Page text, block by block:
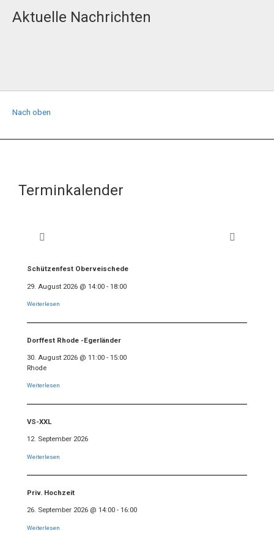
Aktuelle Nachrichten
Nach oben
Terminkalender
Schützenfest Oberveischede
29. August 2026 @ 14:00 - 18:00
Weiterlesen
Dorffest Rhode -Egerländer
30. August 2026 @ 11:00 - 15:00
Rhode
Weiterlesen
VS-XXL
12. September 2026
Weiterlesen
Priv. Hochzeit
26. September 2026 @ 14:00 - 16:00
Weiterlesen